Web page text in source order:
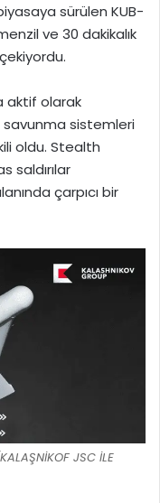
sürülen KUB-
ve 30 dakikalık
aktif olarak
savunma sistemleri
oldu. Stealth
saldırılar
çarpıcı bir
JSC İLE